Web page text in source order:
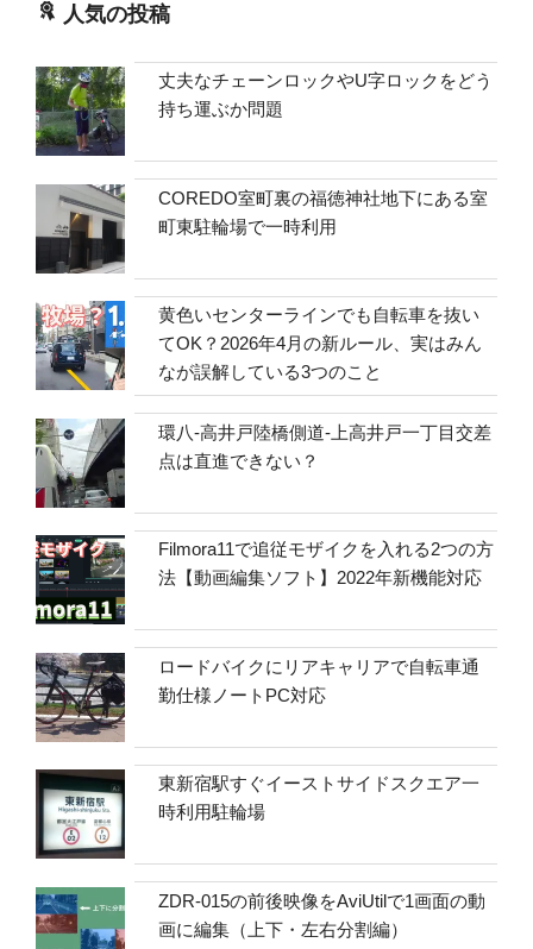
人気の投稿
丈夫なチェーンロックやU字ロックをどう
持ち運ぶか問題
COREDO室町裏の福徳神社地下にある室
町東駐輪場で一時利用
黄色いセンターラインでも自転車を抜い
てOK？2026年4月の新ルール、実はみん
なが誤解している3つのこと
環八-高井戸陸橋側道-上高井戸一丁目交差
点は直進できない？
Filmora11で追従モザイクを入れる2つの方
法【動画編集ソフト】2022年新機能対応
ロードバイクにリアキャリアで自転車通
勤仕様ノートPC対応
東新宿駅すぐイーストサイドスクエア一
時利用駐輪場
ZDR-015の前後映像をAviUtilで1画面の動
画に編集（上下・左右分割編）